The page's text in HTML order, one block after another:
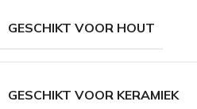
GESCHIKT VOOR HOUT
GESCHIKT VOOR KERAMIEK